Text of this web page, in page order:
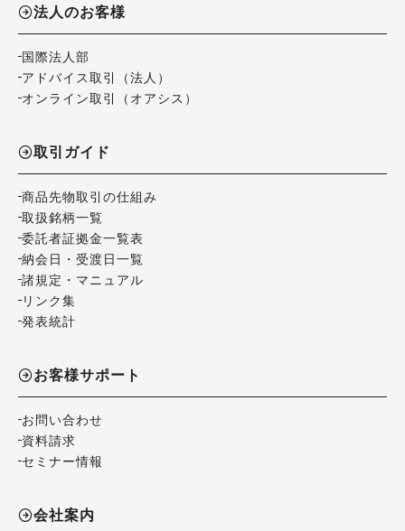
法人のお客様
国際法人部
アドバイス取引（法人）
オンライン取引（オアシス）
取引ガイド
商品先物取引の仕組み
取扱銘柄一覧
委託者証拠金一覧表
納会日・受渡日一覧
諸規定・マニュアル
リンク集
発表統計
お客様サポート
お問い合わせ
資料請求
セミナー情報
会社案内